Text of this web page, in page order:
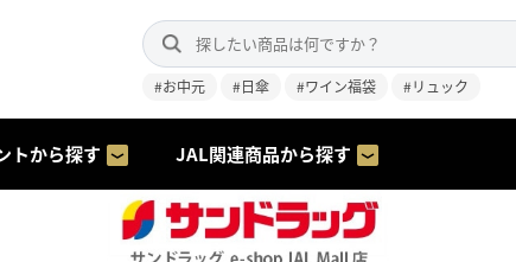
#お中元 #日傘 #ワイン福袋 #リュック
トから探す JAL関連商品から探す